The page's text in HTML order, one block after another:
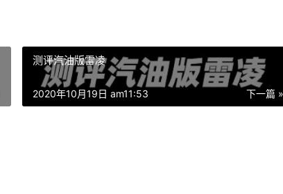
测评汽油版雷凌
下一篇 »
2020年10月19日 am11:53